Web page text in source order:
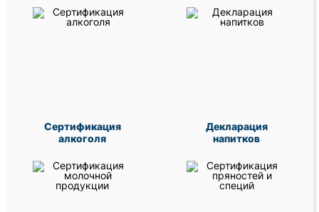
Сертификация
алкоголя
Декларация
напитков